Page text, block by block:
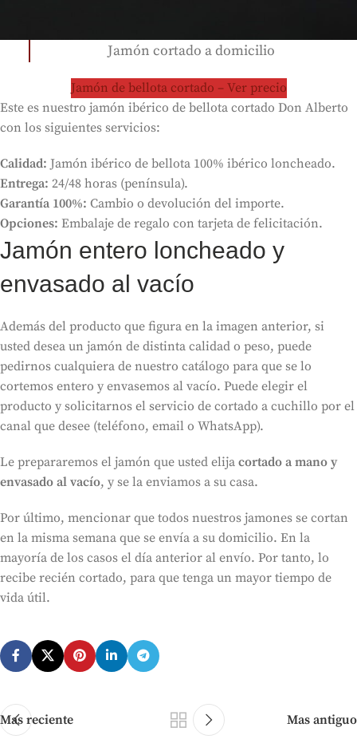
Jamón cortado a domicilio
Jamón de bellota cortado – Ver precio
Este es nuestro jamón ibérico de bellota cortado Don Alberto
con los siguientes servicios:
Calidad: Jamón ibérico de bellota 100% ibérico loncheado.
Entrega: 24/48 horas (península).
Garantía 100%: Cambio o devolución del importe.
Opciones: Embalaje de regalo con tarjeta de felicitación.
Jamón entero loncheado y
envasado al vacío
Además del producto que figura en la imagen anterior, si
usted desea un jamón de distinta calidad o peso, puede
pedirnos cualquiera de nuestro catálogo para que se lo
cortemos entero y envasemos al vacío. Puede elegir el
producto y solicitarnos el servicio de cortado a cuchillo por el
canal que desee (teléfono, email o WhatsApp).
Le prepararemos el jamón que usted elija cortado a mano y
envasado al vacío, y se la enviamos a su casa.
Por último, mencionar que todos nuestros jamones se cortan
en la misma semana que se envía a su domicilio. En la
mayoría de los casos el día anterior al envío. Por tanto, lo
recibe recién cortado, para que tenga un mayor tiempo de
vida útil.
Mas reciente Mas antiguo